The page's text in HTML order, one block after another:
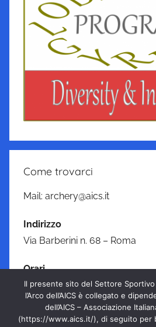
Come trovarci
Mail: archery@aics.it
Indirizzo
Via Barberini n. 68 – Roma
Orari
Lunedì—Venerdì: 09:00–17:00
PRIVACY & COOKIE
Il presente sito del Settore
l’Arco dell’AICS è collegato e
dell’AICS – Associazione
(https://www.aics.it/), di seguito per